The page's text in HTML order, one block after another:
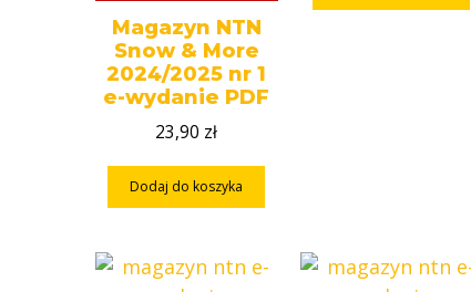
Magazyn NTN
Snow & More
2024/2025 nr 1
e-wydanie PDF
23,90 zł
Dodaj do koszyka